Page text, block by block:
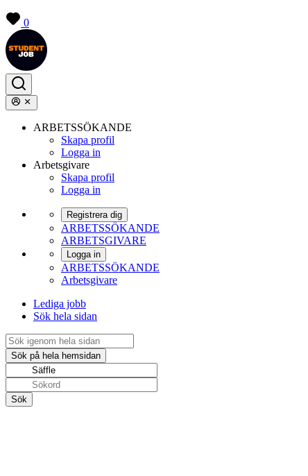
0
ARBETSSÖKANDE
Skapa profil
Logga in
Arbetsgivare
Skapa profil
Logga in
Registrera dig
ARBETSSÖKANDE
ARBETSGIVARE
Logga in
ARBETSSÖKANDE
Arbetsgivare
Lediga jobb
Sök hela sidan